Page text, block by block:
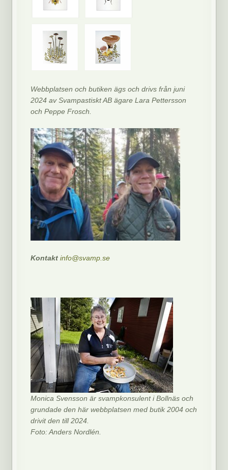
Webbplatsen och butiken ägs och drivs från juni
2024 av Svampastiskt AB ägare Lara Pettersson
och Peppe Frosch.
Kontaktinfo@svamp.se
Monica Svensson är svampkonsulent i Bollnäs och
grundade den här webbplatsen med butik 2004 och
drivit den till 2024.
Foto: Anders Nordlén.